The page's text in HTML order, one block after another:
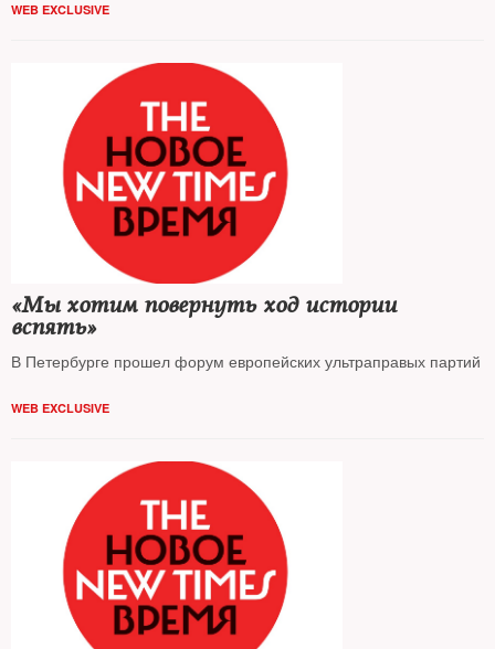
WEB EXCLUSIVE
«Мы хотим повернуть ход истории
вспять»
В Петербурге прошел форум европейских ультраправых партий
WEB EXCLUSIVE